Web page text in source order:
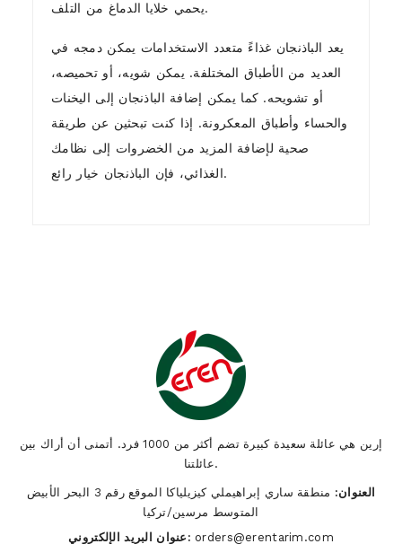
يحمي خلايا الدماغ من التلف.
يعد الباذنجان غذاءً متعدد الاستخدامات يمكن دمجه في
العديد من الأطباق المختلفة. يمكن شويه، أو تحميصه،
أو تشويحه. كما يمكن إضافة الباذنجان إلى اليخنات
والحساء وأطباق المعكرونة. إذا كنت تبحثين عن طريقة
صحية لإضافة المزيد من الخضروات إلى نظامك
الغذائي، فإن الباذنجان خيار رائع.
إرين هي عائلة سعيدة كبيرة تضم أكثر من 1000 فرد. أتمنى أن أراك بين
عائلتنا.
العنوان:
منطقة ساري إبراهيملي كيزيلياكا الموقع رقم 3 البحر الأبيض
المتوسط ​​مرسين/تركيا
عنوان البريد الإلكتروني: orders@erentarim.com